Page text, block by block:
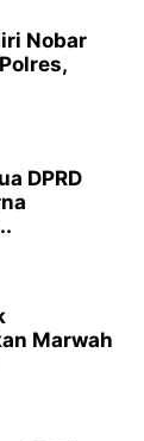
Nobar
DPRD
Marwah